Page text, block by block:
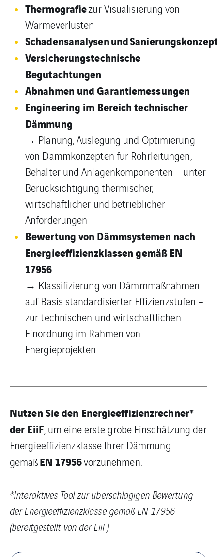
Thermografiezur Visualisierung von
Wärmeverlusten
Schadensanalysen und
Versicherungstechnische
Begutachtungen
Abnahmen und Garantiemessungen
Engineering im Bereich technischer
Dämmung
→ Planung, Auslegung und Optimierung
von Dämmkonzepten für Rohrleitungen,
Behälter und Anlagenkomponenten – unter
Berücksichtigung thermischer,
wirtschaftlicher und betrieblicher
Anforderungen
Bewertung von Dämmsystemen nach
Energieeffizienzklassen gemäß EN
17956
→ Klassifizierung von Dämmmaßnahmen
auf Basis standardisierter Effizienzstufen –
zur technischen und wirtschaftlichen
Einordnung im Rahmen von
Energieprojekten
Nutzen Sie den Energieeffizienzrechner*
der EiiF, um eine erste grobe Einschätzung der
Energieeffizienzklasse Ihrer Dämmung
gemäßEN 17956vorzunehmen.
*Interaktives Tool zur überschlägigen Bewertung
der Energieeffizienzklasse gemäß EN 17956
(bereitgestellt von der EiiF)